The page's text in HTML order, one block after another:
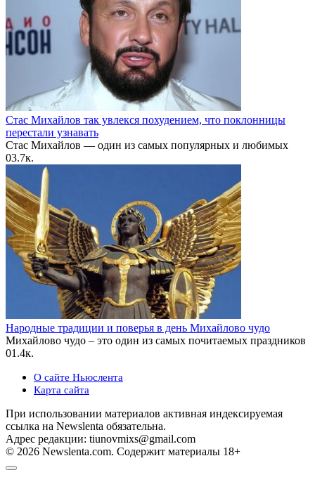
Стас Михайлов так увлекся похудением, что поклонницы
перестали узнавать
Стас Михайлов — один из самых популярных и любимых
03.7к.
Народные традиции и поверья в день Михайлово чудо
Михайлово чудо – это один из самых почитаемых праздников
01.4к.
О сайте Ньюслента
Карта сайта
При использовании материалов активная индексируемая
ссылка на Newslenta обязательна.
Адрес редакции: tiunovmixs@gmail.com
© 2026 Newslenta.com. Содержит материалы 18+